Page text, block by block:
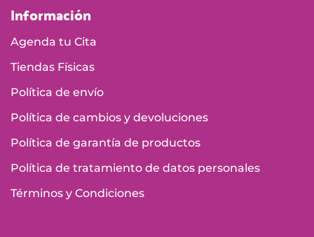
Información
Agenda tu Cita
Tiendas Físicas
Política de envío
Política de cambios y devoluciones
Política de garantía de productos
Política de tratamiento de datos personales
Términos y Condiciones